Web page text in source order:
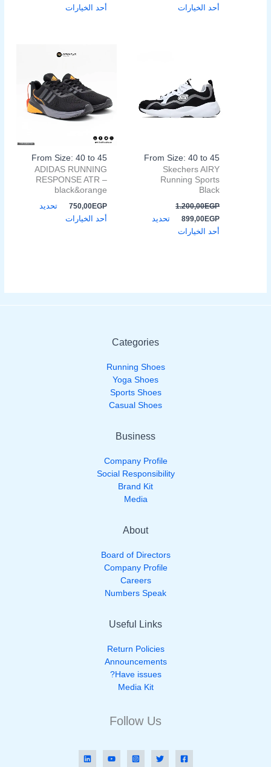
أحد الخيارات
أحد الخيارات
From Size: 40 to 45
Skechers AIRY
Running Sports
Black
1.200,00EGP
1.200,00EGP.
899,00EGP
تحديد
أحد الخيارات
المختلفة
لهذا
الخيارات
على
From Size: 40 to 45
ADIDAS RUNNING
RESPONSE ATR –
black&orange
750,00EGP
تحديد
أحد الخيارات
من
الأشكال
المختلفة
لهذا
الخيارات
على
صفحة
المنتج
Categories
Running Shoes
Yoga Shoes
Sports Shoes
Casual Shoes
Business
Company Profile
Social Responsibility
Brand Kit
Media
About
Board of Directors
Company Profile
Careers
Numbers Speak
Useful Links
Return Policies
Announcements
Have issues?
Media Kit
Follow Us